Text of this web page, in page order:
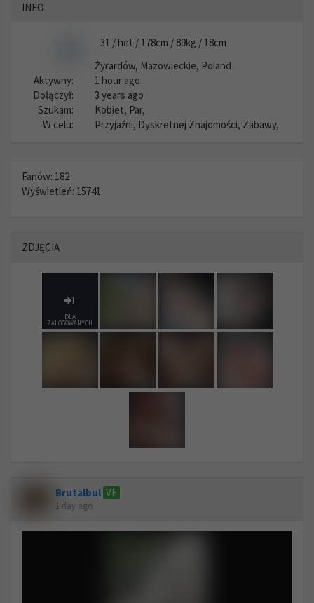
INFO
31 / het / 178cm / 89kg / 18cm
Żyrardów, Mazowieckie, Poland
Aktywny:
1 hour ago
Dołączył:
3 years ago
Szukam:
Kobiet, Par,
W celu:
Przyjaźni, Dyskretnej Znajomości, Zabawy,
Fanów: 182
Wyświetleń: 15741
ZDJĘCIA
DLA
ZALOGOWANYCH
Brutalbul VF
1 day ago